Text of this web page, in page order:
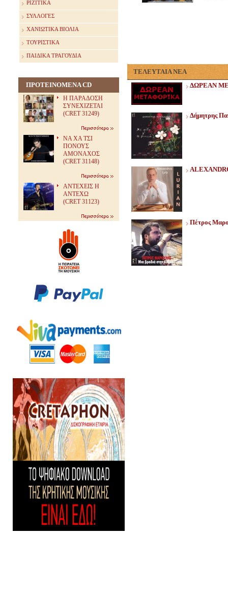
ΡΙΖΙΤΙΚΑ
ΣΥΛΛΟΓΕΣ
ΧΑΝΙΩΤΙΚΑ ΒΙΟΛΙΑ
ΤΟΥΡΙΣΤΙΚΑ
ΠΑΙΔΙΚΑ ΤΡΑΓΟΥΔΙΑ
ΠΡΟΤΕΙΝΟΜΕΝΑ CD
Η ΠΑΡΑΔΟΣΗ
ΣΥΝΕΧΙΖΕΤΑΙ
(CRET 31249)
ΝΑ ΧΑ ΤΣΙ
ΠΟΝΟΥΣ
ΑΜΟΝΑΧΟΣ
(CRET 31148)
ΑΝΤΕΧΕΙΣ Η
ΑΝΤΕΧΩ
(CRET 31123)
ΤΕΛΕΥΤΑΙΑ ΝΕΑ
ΔΩΡΕΑΝ
Δήμητρης
Πέτρος